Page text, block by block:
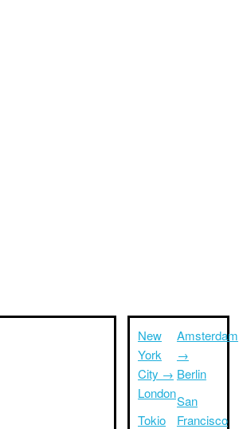
New
York
City →
London
Tokio
Amsterdam
→
Berlin
San
Francisco